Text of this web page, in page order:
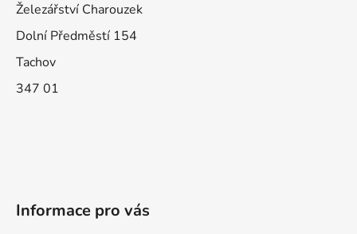
Železářství Charouzek
Dolní Předměstí 154
Tachov
347 01
Informace pro vás